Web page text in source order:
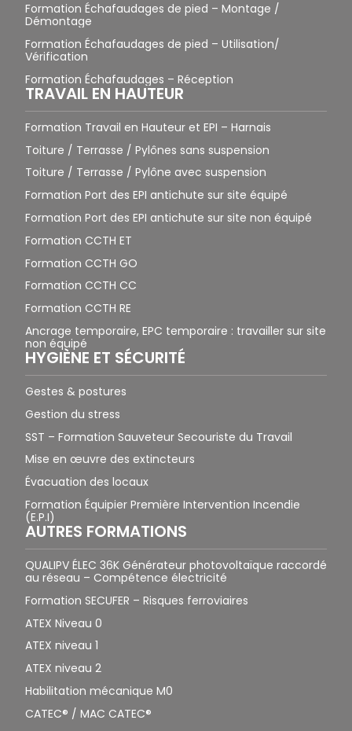
Formation Échafaudages de pied – Montage /
Démontage
Formation Échafaudages de pied – Utilisation/
Vérification
Formation Échafaudages – Réception
TRAVAIL EN HAUTEUR
Formation Travail en Hauteur et EPI – Harnais
Toiture / Terrasse / Pylônes sans suspension
Toiture / Terrasse / Pylône avec suspension
Formation Port des EPI antichute sur site équipé
Formation Port des EPI antichute sur site non équipé
Formation CCTH ET
Formation CCTH GO
Formation CCTH CC
Formation CCTH RE
Ancrage temporaire, EPC temporaire : travailler sur site
non équipé
HYGIÈNE ET SÉCURITÉ
Gestes & postures
Gestion du stress
SST – Formation Sauveteur Secouriste du Travail
Mise en œuvre des extincteurs
Évacuation des locaux
Formation Équipier Première Intervention Incendie
(E.P.I)
AUTRES FORMATIONS
QUALIPV ÉLEC 36K Générateur photovoltaïque raccordé
au réseau – Compétence électricité
Formation SECUFER – Risques ferroviaires
ATEX Niveau 0
ATEX niveau 1
ATEX niveau 2
Habilitation mécanique M0
CATEC® / MAC CATEC®